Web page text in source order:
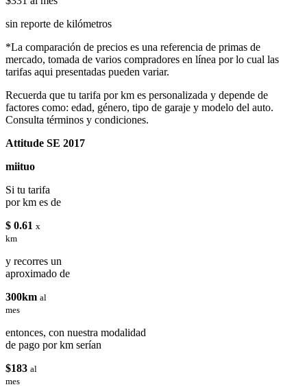
sin reporte de kilómetros
*La comparación de precios es una referencia de primas de
mercado, tomada de varios compradores en línea por lo cual las
tarifas aqui presentadas pueden variar.
Recuerda que tu tarifa por km es personalizada y depende de
factores como: edad, género, tipo de garaje y modelo del auto.
Consulta términos y condiciones.
Attitude SE 2017
miituo
Si tu tarifa
por km es de
$ 0.61 x
km
y recorres un
aproximado de
300km al
mes
entonces, con nuestra modalidad
de pago por km serían
$183 al
mes